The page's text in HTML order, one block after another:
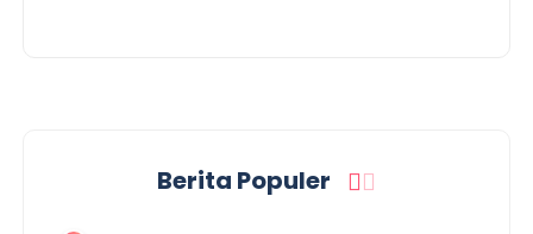
Berita Populer